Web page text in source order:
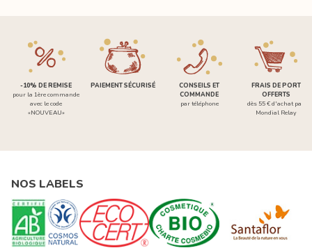
-10% DE REMISE
pour la 1ère commande
avec le code
«NOUVEAU»
PAIEMENT SÉCURISÉ
CONSEILS ET
COMMANDE
par téléphone
FRAIS DE PORT
OFFERTS
dès 55 € d'achat par
Mondial Relay
NOS LABELS